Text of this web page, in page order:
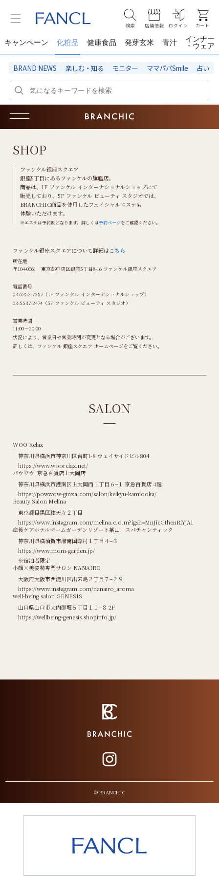
検索 店舗情報 ログイン カート
キャンペーン 化粧品 健康食品 発芽玄米 青汁
インナー
・ウェア
BRAND NEWS 楽しむ・知る モニター ママパパSmile 占い
SHOP
ファンケル銀座スクエア
銀座5丁目にあるファンケルの旗艦店。
商品は、1F ファンケル インターナショナルショップにて
販売しており、5F ファンケル ビューティ スタジオでは、
BRANCHIC商品を使用したフェイシャルエステも
体験いただけます。
※エステは予約制となります。詳しくは予約ページをご確認ください。
ファンケル銀座スクエアについて詳細はこちら
所在地
〒104-0061 東京都中央区銀座5丁目8-16 ファンケル銀座スクエア
電話番号
03-6253-7357（1F ファンケル インターナショナルショップ）
03-5537-2474（5F ファンケル ビューティ スタジオ）
営業時間
11:00～20:00
状況により、営業日や営業時間が変更となる場合がございます。
詳しくは、ファンケル 銀座スクエア ホームページをご覧ください。
SALON
WOO Relax
神奈川県横浜市神奈川区台町1-8 ウェイサイドビル804
https://www.woorelax.net/
パウワウ 京急百貨店上大岡店
神奈川県横浜市港南区上大岡西１丁目６−１ 京急百貨店 4階
https://powwow-ginza.com/salon/keikyu-kamiooka/
Beauty Salon Melina
東京都目黒区祐天寺２丁目
https://www.instagram.com/melina.c.o.m?igsh=MnJicGthenRiYjA1
産後ケアホテルマームガーデンリゾート葉山 スパチャンティック
神奈川県横須賀市湘南国際村１丁目４−３
https://www.mom-garden.jp/
※宿泊者限定
小顔×美姿勢専門サロン NANAIRO
大阪府大阪市西淀川区出来島２丁目７−２９
https://www.instagram.com/nanairo_aroma
well-being salon GENESIS
山口県山口市大内御堀５丁目１１−８ 2F
https://wellbeing-genesis.shopinfo.jp/
© BRANCHIC